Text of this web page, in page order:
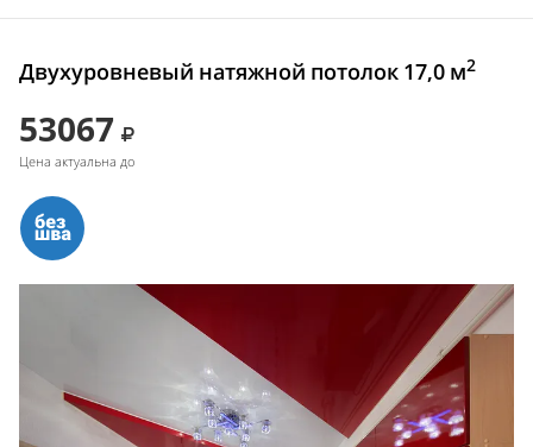
Двухуровневый натяжной потолок 17,0 м2
53067
Цена актуальна до